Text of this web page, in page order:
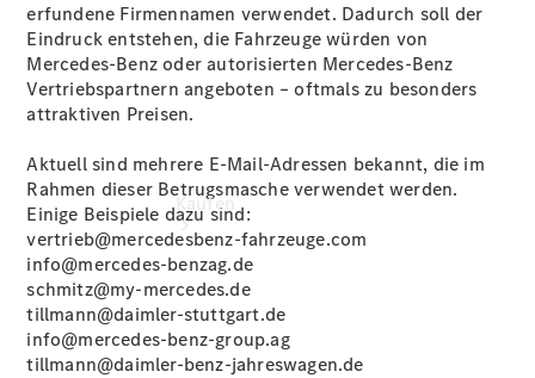
Kaufen
erfundene Firmennamen verwendet. Dadurch soll der
Eindruck entstehen, die Fahrzeuge würden von
Mercedes‑Benz oder autorisierten Mercedes-Benz
Vertriebspartnern angeboten – oftmals zu besonders
attraktiven Preisen.
Aktuell sind mehrere E‑Mail‑Adressen bekannt, die im
Rahmen dieser Betrugsmasche verwendet werden.
Einige Beispiele dazu sind:
vertrieb@mercedesbenz-fahrzeuge.com
info@mercedes-benzag.de
schmitz@my-mercedes.de
tillmann@daimler-stuttgart.de
info@mercedes-benz-group.ag
tillmann@daimler-benz-jahreswagen.de